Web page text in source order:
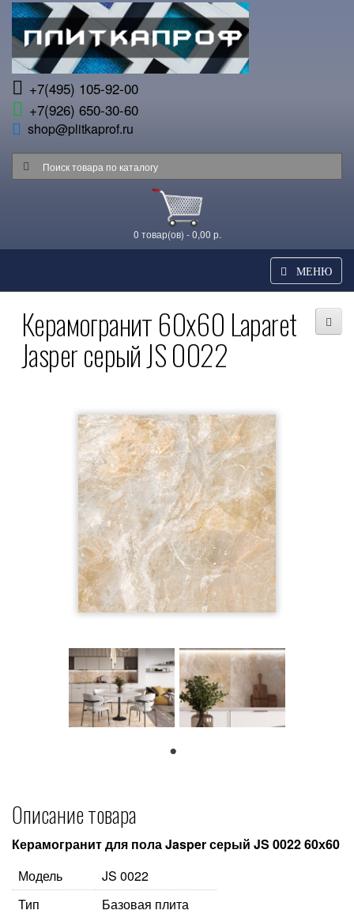
+7(495) 105-92-00
+7(926) 650-30-60
shop@plitkaprof.ru
0 товар(ов) - 0,00 р.
МЕНЮ
Керамогранит 60x60 Laparet
Jasper серый JS 0022
Описание товара
Керамогранит для пола Jasper серый JS 0022 60х60
Модель
JS 0022
Тип
Базовая плита